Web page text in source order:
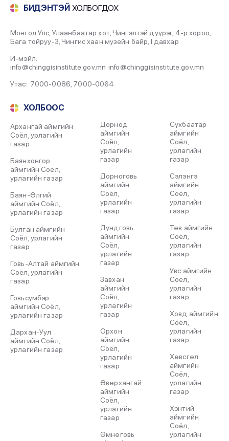
2022-07-31
Жүгдэрийн ЛУВСАНДОРЖ (2019)
2022-07-31
Рэнцэнгийн БАТЦЭНГЭЛ (2016)
2022-07-31
Рэнцэнгийн БАТЦЭНГЭЛ (2016)
2022-07-31
2022-07-31
Жүгдэрийн ЛУВСАНДОРЖ (2019)
Захчид Сэцэн (2020)
2022-07-31
АРХЕОЛОГИЙН МАЛТЛАГА СУДАЛГАА ХИЙВ.
2022-07-31
“ДАНИ ДАХЬ МОНГОЛЫН ӨВ СОЁЛЫН
ДУРСГАЛУУД” НОМ ХЭВЛЭГДЭН ГАРЛАА.
2022-07-31
“БУРХАН ХАЛДУНЫ СҮЛДЭР” НОМ
БИДЭНТЭЙ ХОЛБОГДОХ
Монгол Улс, Улаанбаатар хот, Чингэлтэй дүүрэг, 4-р хороо,
Бага тойруу-3, Чингис хаан музейн байр, I давхар
И-мэйл:
info@chinggisinstitute.gov.mn info@chinggisinstitute.gov.mn
Утас: 7000-0086 7000-0064
ХОЛБООС
Архангай аймгийн
Соёл, урлагийн
газар
Баянхонгор
аймгийн Соёл,
урлагийн газар
Баян-Өлгий
аймгийн Соёл,
урлагийн газар
Булган аймгийн
Соёл, урлагийн
газар
Говь-Алтай аймгийн
Соёл, урлагийн
газар
Говьсүмбэр
аймгийн Соёл,
урлагийн газар
Дархан-Уул
аймгийн Соёл,
урлагийн газар
Дорнод
аймгийн
Соёл,
урлагийн
газар
Дорноговь
аймгийн
Соёл,
урлагийн
газар
Дундговь
аймгийн
Соёл,
урлагийн
газар
Завхан
аймгийн
Соёл,
урлагийн
газар
Орхон
аймгийн
Соёл,
урлагийн
газар
Өвөрхангай
аймгийн
Соёл,
урлагийн
газар
Өмнөговь
Сүхбаатар
аймгийн
Соёл,
урлагийн
газар
Сэлэнгэ
аймгийн
Соёл,
урлагийн
газар
Төв аймгийн
Соёл,
урлагийн
газар
Увс аймгийн
Соёл,
урлагийн
газар
Ховд аймгийн
Соёл,
урлагийн
газар
Хөвсгөл
аймгийн
Соёл,
урлагийн
газар
Хэнтий
аймгийн
Соёл,
урлагийн